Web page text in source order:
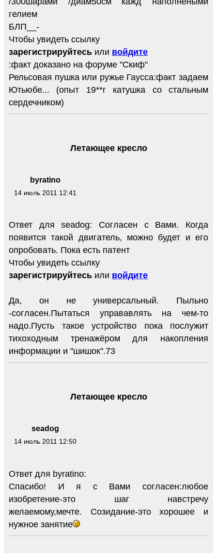
гелием
БЛП__-
Чтобы увидеть ссылку
зарегистрируйтесь или войдите
:факт доказано на форуме "Скиф"
Рельсовая пушка или ружье Гаусса:факт задаем
Ютьюбе... (опыт 19**г катушка со стальным
сердечником)
byratino
14 июль 2011 12:41
Летающее кресло
Ответ для seadog: Согласен с Вами. Когда
появится такой двигатель, можно будет и его
опробовать. Пока есть патент
Чтобы увидеть ссылку
зарегистрируйтесь или войдите
Да, он не универсальный. Пыльно
-согласен.Пытаться управавлять на чем-то
надо.Пусть такое устройство пока послужит
тихоходным тренажёром для накопления
информации и "шишок".73
seadog
14 июль 2011 12:50
Летающее кресло
Ответ для byratino:
Спасибо! И я с Вами согласен:любое
изобретение-это шаг навстречу
желаемому,мечте. Созидание-это хорошее и
нужное занятие